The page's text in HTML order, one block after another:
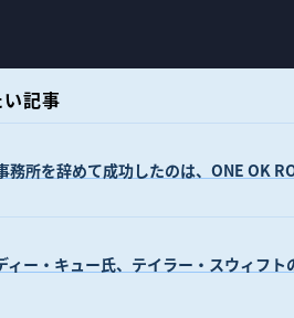
記事
務所を辞めて成功したのは、ONE OK
ィー・キュー氏、テイラー・スウィフ